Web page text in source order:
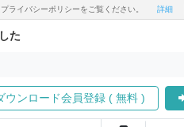
ライバシーポリシーをご覧ください。 詳細
た
ウンロード会員登録 ( 無料 )